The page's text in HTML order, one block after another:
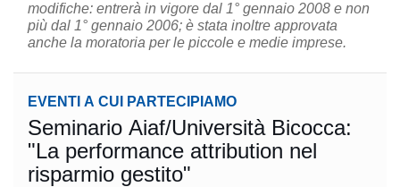
modifiche: entrerà in vigore dal 1° gennaio 2008 e non
più dal 1° gennaio 2006; è stata inoltre approvata
anche la moratoria per le piccole e medie imprese.
EVENTI A CUI PARTECIPIAMO
Seminario Aiaf/Università Bicocca:
"La performance attribution nel
risparmio gestito"